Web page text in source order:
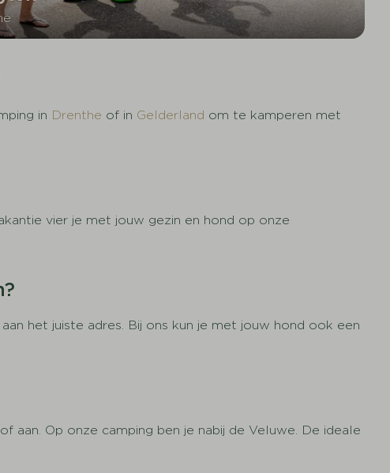
in Drenthe of in Gelderland om te kamperen met
vier je met jouw gezin en hond op onze
het juiste adres. Bij ons kun je met jouw hond ook een
aan. Op onze camping ben je nabij de Veluwe. De ideale